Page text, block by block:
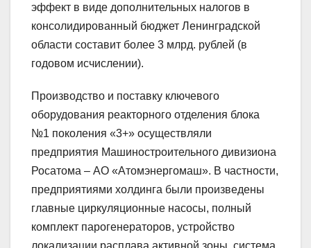
эффект в виде дополнительных налогов в
консолидированный бюджет Ленинградской
области составит более 3 млрд. рублей (в
годовом исчислении).
Производство и поставку ключевого
оборудования реакторного отделения блока
№1 поколения «3+» осуществляли
предприятия Машиностроительного дивизиона
Росатома – АО «Атомэнергомаш». В частности,
предприятиями холдинга были произведены
главные циркуляционные насосы, полный
комплект парогенераторов, устройство
локализации расплава активной зоны, система